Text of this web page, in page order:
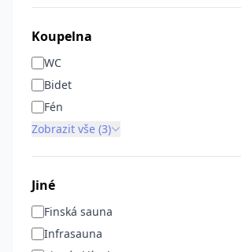
Koupelna
WC
Bidet
Fén
Zobrazit vše (3)
Jiné
Finská sauna
Infrasauna